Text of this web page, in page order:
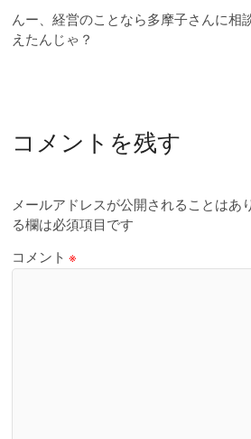
んー、経営のことなら多摩子さんに相
えたんじゃ？
コメントを残す
メールアドレスが公開されることはあ
る欄は必須項目です
コメント※